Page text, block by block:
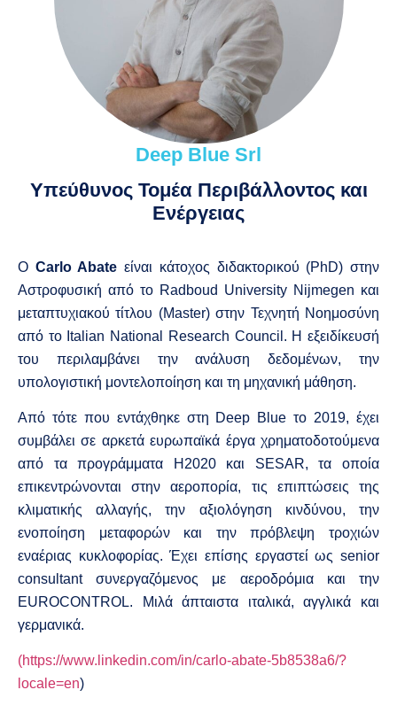
Deep Blue Srl
Υπεύθυνος Τομέα Περιβάλλοντος και
Ενέργειας
Ο Carlo Abate είναι κάτοχος διδακτορικού (PhD) στην
Αστροφυσική από το Radboud University Nijmegen και
μεταπτυχιακού τίτλου (Master) στην Τεχνητή Νοημοσύνη
από το Italian National Research Council . Η εξειδίκευσή
του περιλαμβάνει την ανάλυση δεδομένων, την
υπολογιστική μοντελοποίηση και τη μηχανική μάθηση.
Από τότε που εντάχθηκε στη Deep Blue το 2019, έχει
συμβάλει σε αρκετά ευρωπαϊκά έργα χρηματοδοτούμενα
από τα προγράμματα H2020 και SESAR, τα οποία
επικεντρώνονται στην αεροπορία, τις επιπτώσεις της
κλιματικής αλλαγής, την αξιολόγηση κινδύνου, την
ενοποίηση μεταφορών και την πρόβλεψη τροχιών
εναέριας κυκλοφορίας. Έχει επίσης εργαστεί ως senior
consultant συνεργαζόμενος με αεροδρόμια και την
EUROCONTROL.
Μιλά άπταιστα ιταλικά, αγγλικά και
γερμανικά.
(https://www.linkedin.com/in/carlo-abate-5b8538a6/?
locale=en)